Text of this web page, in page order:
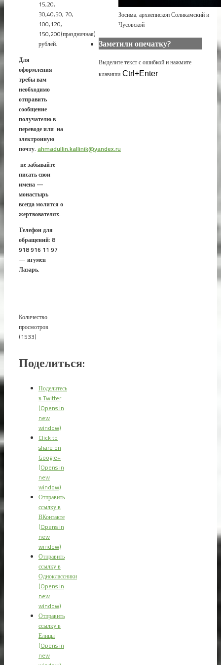
15,20,
30,40,50, 70,
100,120,
150,200(праздничная)
рублей.
Для
оформления
требы вам
необходимо
отправить
сообщение
получателю в
переводе или на
электронную
почту. ahmadullin.kallinik@yandex.ru
не забывайте
писать свои
имена —
монастырь
всегда молится о
жертвователях.
Телефон для
обращений: 8
918 916 11 97
— игумен
Лазарь.
Количество
просмотров
(1533)
Поделиться:
Поделитесь
в Twitter
(Opens in
new
window)
Click to
share on
Google+
(Opens in
new
window)
Отправить
ссылку в
ВКонтакте
(Opens in
new
window)
Отправить
ссылку в
Одноклассники
(Opens in
new
window)
Отправить
ссылку в
Елицы
(Opens in
new
Зосима, архиепископ Соликамский и
Чусовской
Заметили опечатку?
Выделите текст с ошибкой и нажмите
клавиши Ctrl+Enter